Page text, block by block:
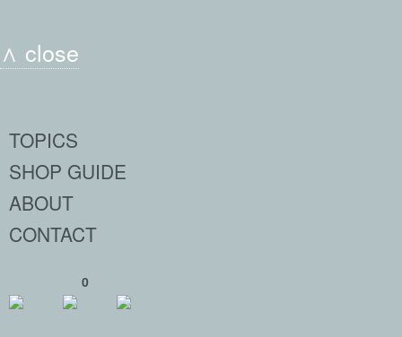
∧ close
TOPICS
SHOP GUIDE
ABOUT
CONTACT
0